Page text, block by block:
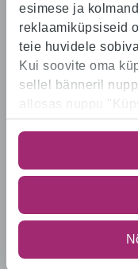
esimese ja
reklaamiküpsiseid
teie huvidele
Kui soovite oma
sellel bänneril
allosas nuppu
kasutatavate
https://
Algus
Osakonnad
Töökohad
Rimi saadikud
Postitused
Andmed ja
Logistikakeskus
E-pood
Keskköök